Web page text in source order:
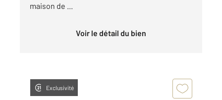
maison de ...
Voir le détail du bien
Exclusivité